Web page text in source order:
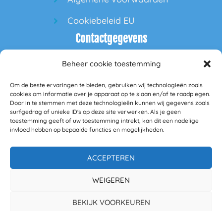
Beheer cookie toestemming
Om de beste ervaringen te bieden, gebruiken wij technologieën zoals
cookies om informatie over je apparaat op te slaan en/of te raadplegen.
Door in te stemmen met deze technologieën kunnen wij gegevens zoals
surfgedrag of unieke ID's op deze site verwerken. Als je geen
toestemming geeft of uw toestemming intrekt, kan dit een nadelige
invloed hebben op bepaalde functies en mogelijkheden.
ACCEPTEREN
WEIGEREN
BEKIJK VOORKEUREN
Cookiebeleid EU
Contactgegevens
Hofdeal 160
5664GS Geldrop
info@60plusplaza.nl
BANK: NL23RABO0349285098
BTW nummer NL861169931B01